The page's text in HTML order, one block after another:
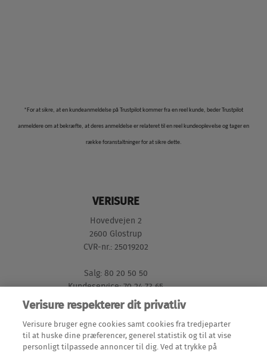
*For at sikre, at en kundeanmeldelse på Trustpilot kommer fra en reel kunde, beder Trustpilot
anmeldere om at bekræfte, at deres anmeldelse er relateret til en reel kundeoplevelse og tager en
række foranstaltninger for at sikre dette.
VERISURE
Hovedvejen 2
2600 Glostrup
CVR-nr.: 25019202
Salg: 80 20 50 50
Kundeservice: 70 24 73 65
GENVEJE
Verisure respekterer dit privatliv
Verisure bruger egne cookies samt cookies fra tredjeparter
til at huske dine præferencer, generel statistik og til at vise
personligt tilpassede annoncer til dig. Ved at trykke på